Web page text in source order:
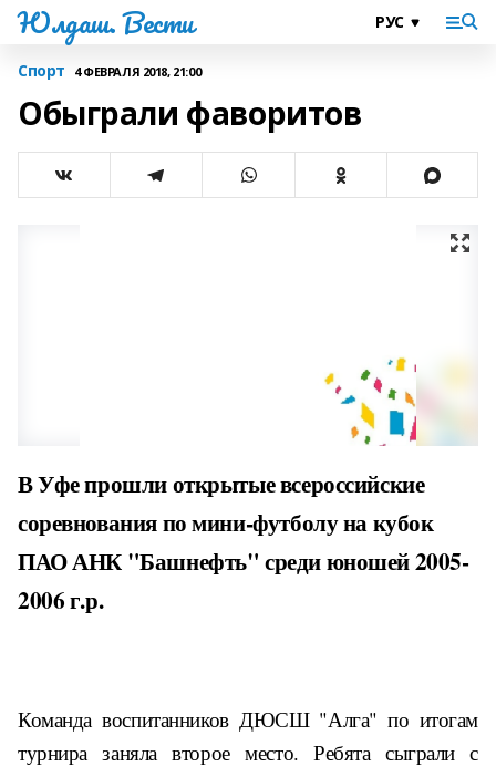
Юлдаш. Вести
Спорт 4 ФЕВРАЛЯ 2018, 21:00
Обыграли фаворитов
В Уфе прошли открытые всероссийские
соревнования по мини-футболуна кубок
ПАО АНК "Башнефть" среди юношей 2005-
2006 г.р.
Команда воспитанников ДЮСШ "Алга" по итогам
турнира заняла второе место. Ребята сыграли с